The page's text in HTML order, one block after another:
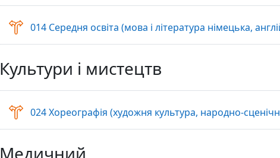
014 Середня освіта (мова і література німецька,
Культури і мистецтв
024 Хореографія (художня культура, народно-
Медичний